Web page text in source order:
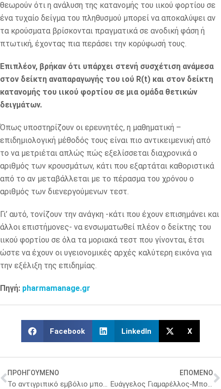
θεωρούν ότι η ανάλυση της κατανομής του ιικού φορτίου σε
ένα τυχαίο δείγμα του πληθυσμού μπορεί να αποκαλύψει αν
τα κρούσματα βρίσκονται πραγματικά σε ανοδική φάση ή
πτωτική, έχοντας πια περάσει την κορύφωσή τους.
Επιπλέον, βρήκαν ότι υπάρχει στενή συσχέτιση ανάμεσα
στον δείκτη αναπαραγωγής του ιού R(t) και στον δείκτη
κατανομής του ιικού φορτίου σε μια ομάδα θετικών
δειγμάτων.
Όπως υποστηρίζουν οι ερευνητές, η μαθηματική –
επιδημιολογική μέθοδός τους είναι πιο αντικειμενική από
το να μετριέται απλώς πώς εξελίσσεται διαχρονικά ο
αριθμός των κρουσμάτων, κάτι που εξαρτάται καθοριστικά
από το αν μεταβάλλεται με το πέρασμα του χρόνου ο
αριθμός των διενεργούμενων τεστ.
Γι’ αυτό, τονίζουν την ανάγκη -κάτι που έχουν επισημάνει και
άλλοι επιστήμονες- να ενσωματωθεί πλέον ο δείκτης του
ιικού φορτίου σε όλα τα μοριακά τεστ που γίνονται, έτσι
ώστε να έχουν οι υγειονομικές αρχές καλύτερη εικόνα για
την εξέλιξη της επιδημίας.
Πηγή: pharmamanage.gr
Facebook LinkedIn X
ΠΡΟΗΓΟΥΜΕΝΟ
Το αντιγριπικό εμβόλιο μπορεί να βοηθήσει την άμυνα του οργανισμού κατά του κοροναϊού, σύμφωνα με μελέτη
ΕΠΟΜΕΝΟ
Ευάγγελος Γιαμαρέλλος-Μπουρμπούλης: «Πιστεύουμε ότι βρήκαμε τον τρόπο να σταματήσουμε τη διασωλήνωση»